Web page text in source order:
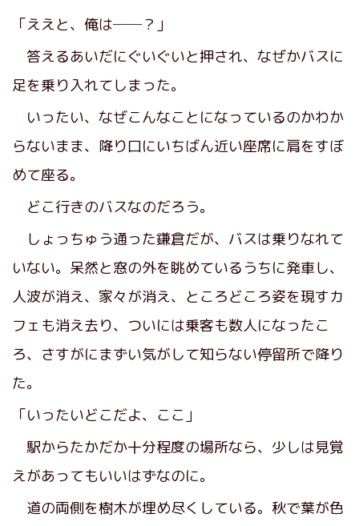
「ええと、俺は──？」
答えるあいだにぐいぐいと押され、なぜかバスに
足を乗り入れてしまった。
いったい、なぜこんなことになっているのかわか
らないまま、降り口にいちばん近い座席に肩をすぼ
めて座る。
どこ行きのバスなのだろう。
しょっちゅう通った鎌倉だが、バスは乗りなれて
いない。呆然と窓の外を眺めているうちに発車し、
人波が消え、家々が消え、ところどころ姿を現すカ
フェも消え去り、ついには乗客も数人になったこ
ろ、さすがにまずい気がして知らない停留所で降り
た。
「いったいどこだよ、ここ」
駅からたかだか十分程度の場所なら、少しは見覚
えがあってもいいはずなのに。
道の両側を樹木が埋め尽くしている。秋で葉が色